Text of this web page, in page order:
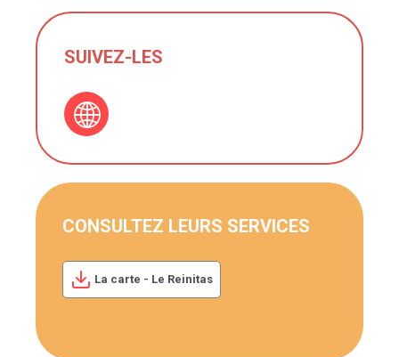
SUIVEZ-LES
CONSULTEZ LEURS SERVICES
La carte - Le Reinitas